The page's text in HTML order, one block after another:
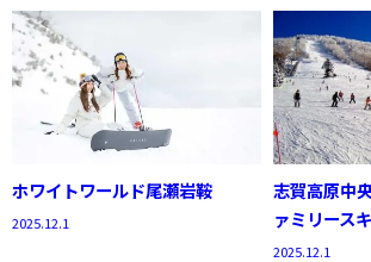
ホワイトワールド尾瀬岩鞍
2025.12.1
志賀高原中
ァミリース
2025.12.1